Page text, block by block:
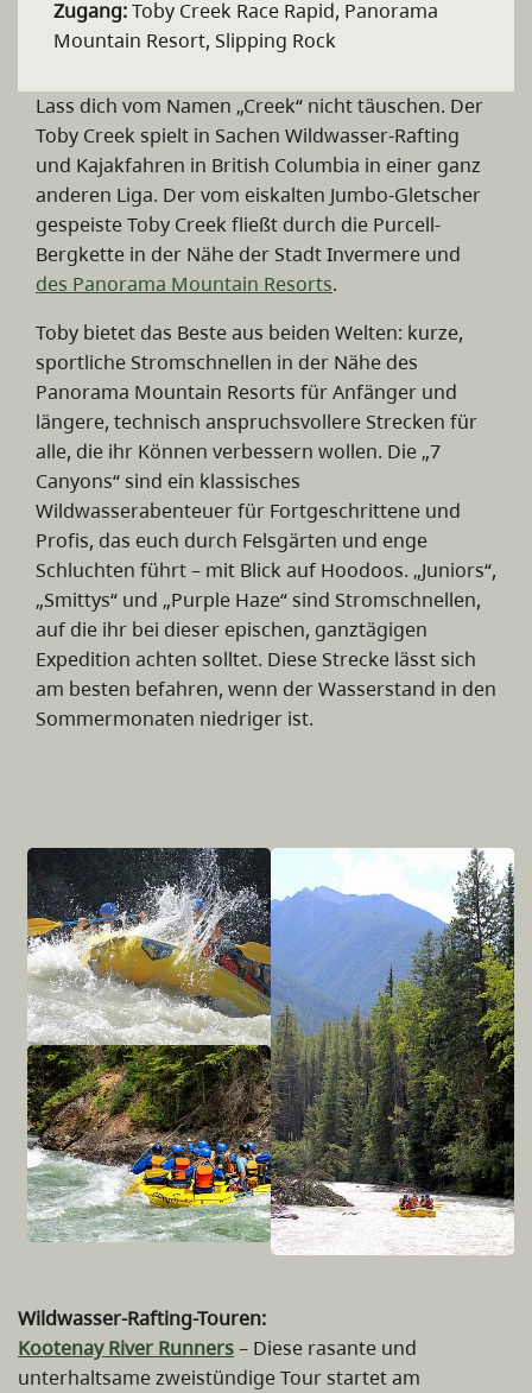
Zugang:Toby Creek Race Rapid, Panorama
Mountain Resort, Slipping Rock
Lass dich vom Namen „Creek“ nicht täuschen. Der
Toby Creek spielt in Sachen Wildwasser-Rafting
und Kajakfahren in British Columbia in einer ganz
anderen Liga. Der vom eiskalten Jumbo-Gletscher
gespeiste Toby Creek fließt durch die Purcell-
Bergkette in der Nähe der Stadt Invermere und
des Panorama Mountain Resorts.
Toby bietet das Beste aus beiden Welten: kurze,
sportliche Stromschnellen in der Nähe des
Panorama Mountain Resorts für Anfänger und
längere, technisch anspruchsvollere Strecken für
alle, die ihr Können verbessern wollen. Die „7
Canyons“ sind ein klassisches
Wildwasserabenteuer für Fortgeschrittene und
Profis, das euch durch Felsgärten und enge
Schluchten führt – mit Blick auf Hoodoos. „Juniors“,
„Smittys“ und „Purple Haze“ sind Stromschnellen,
auf die ihr bei dieser epischen, ganztägigen
Expedition achten solltet. Diese Strecke lässt sich
am besten befahren, wenn der Wasserstand in den
Sommermonaten niedriger ist.
Wildwasser-Rafting-Touren:
Kootenay River Runners– Diese rasante und
unterhaltsame zweistündige Tour startet am